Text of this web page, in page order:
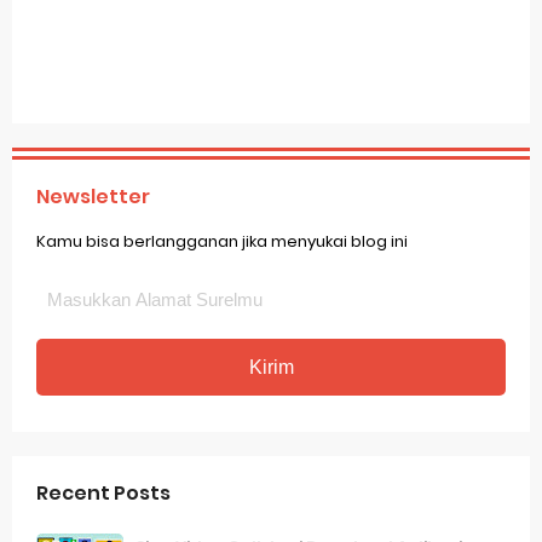
Newsletter
Kamu bisa berlangganan jika menyukai blog ini
Recent Posts